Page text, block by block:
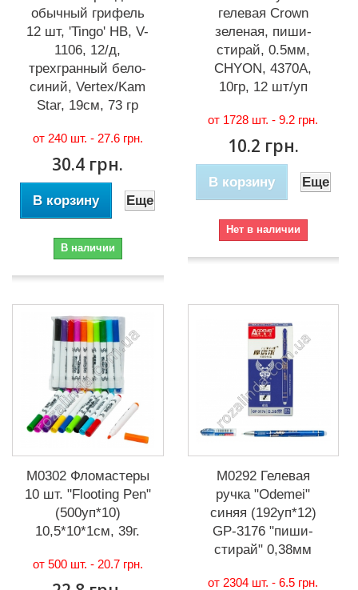
обычный грифель
12 шт, 'Tingo' HB, V-
1106, 12/д,
трехгранный бело-
синий, Vertex/Kam
Star, 19см, 73 гр
от 240 шт. - 27.6 грн.
30.4 грн.
В корзину Еще
В наличии
гелевая Crown
зеленая, пиши-
стирай, 0.5мм,
CHYON, 4370A,
10гр, 12 шт/уп
от 1728 шт. -9.2 грн.
10.2 грн.
В корзину Еще
Нет в наличии
М0302 Фломастеры
10 шт. "Floоting Pen"
(500уп*10)
10,5*10*1см, 39г.
от 500 шт. - 20.7 грн.
М0292 Гелевая
ручка "Odemei"
синяя (192уп*12)
GP-3176 "пиши-
стирай" 0,38мм
от 2304 шт. -6.5 грн.